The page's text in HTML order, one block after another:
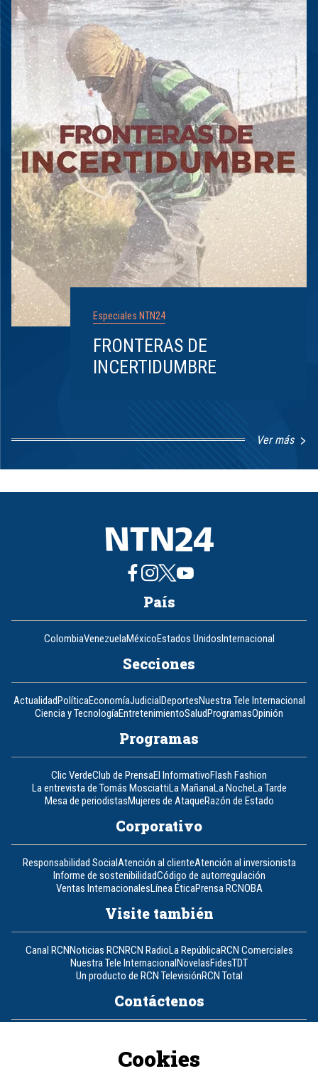
Especiales NTN24
FRONTERAS DE
INCERTIDUMBRE
Ver más
8
País
ColombiaVenezuelaMéxicoEstados UnidosInternacional
Secciones
ActualidadPolíticaEconomíaJudicialDeportesNuestra Tele Internacional
Ciencia y TecnologíaEntretenimientoSaludProgramasOpinión
Programas
Clic VerdeClub de PrensaEl InformativoFlash Fashion
La entrevista de Tomás MosciattiLa MañanaLa NocheLa Tarde
Mesa de periodistasMujeres de AtaqueRazón de Estado
Corporativo
Responsabilidad SocialAtención al clienteAtención al inversionista
Informe de sostenibilidadCódigo de autorregulación
Ventas InternacionalesLínea ÉticaPrensa RCNOBA
Visite también
Canal RCNNoticias RCNRCN RadioLa RepúblicaRCN Comerciales
Nuestra Tele InternacionalNovelasFidesTDT
Un producto de RCN TelevisiónRCN Total
Contáctenos
Cookies